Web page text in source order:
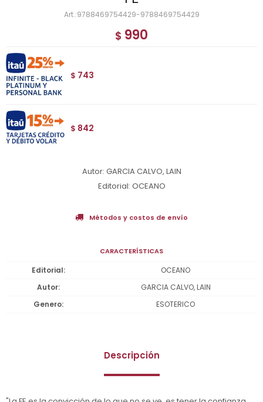
9788469754429-9788469754429
$ 990
$ 743
$ 842
Autor: GARCIA CALVO, LAIN
Editorial: OCEANO
Métodos y costos de envío
CARACTERÍSTICAS
Editorial
OCEANO
Autor
GARCIA CALVO, LAIN
Genero
ESOTERICO
Descripción